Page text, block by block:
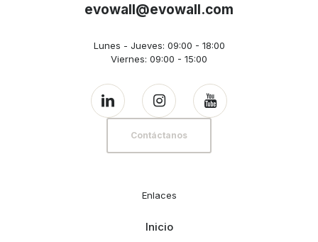
evowall@evowall.com
Lunes - Jueves: 09:00 - 18:00
Viernes: 09:00 - 15:00
Contáctanos
Enlaces
Inicio